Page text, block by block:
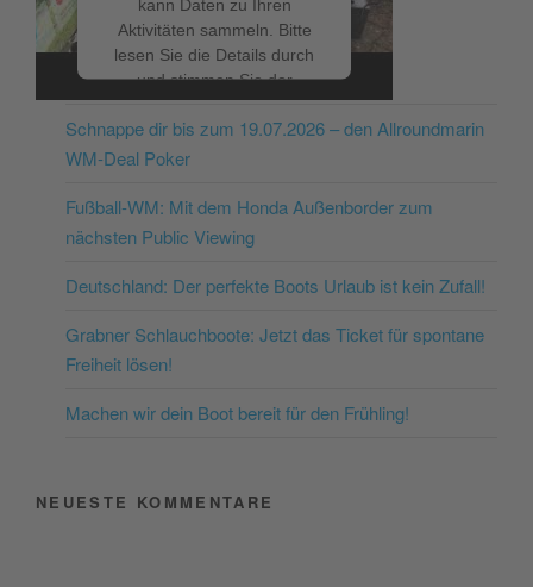
Aktivitäten sammeln. Bitte
lesen Sie die Details durch
und stimmen Sie der
Nutzung des Service zu, um
dieses Video anzusehen.
Mehr Informationen
powered by
Consent Management
NEUESTE BEITRÄGE
Schnappe dir bis zum 19.07.2026 – den Allroundmarin
WM-Deal Poker
Fußball-WM: Mit dem Honda Außenborder zum
nächsten Public Viewing
Deutschland: Der perfekte Boots Urlaub ist kein Zufall!
Grabner Schlauchboote: Jetzt das Ticket für spontane
Freiheit lösen!
Machen wir dein Boot bereit für den Frühling!
NEUESTE KOMMENTARE